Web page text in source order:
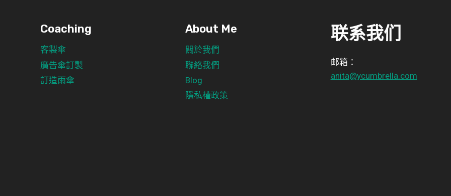
Coaching
客製傘
廣告傘訂製
訂造雨傘
About Me
關於我們
聯絡我們
Blog
隱私權政策
联系我们
邮箱：
anita@ycumbrella.com